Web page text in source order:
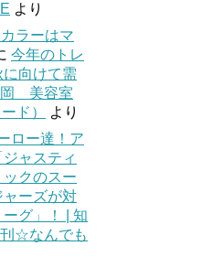
より
ラーはマ
今年のトレ
向けて需
岡 美容室
ド）
より
ロー達！ア
ャスティ
ックのスー
ーズが対
グ」！ | 知
☆なんでも